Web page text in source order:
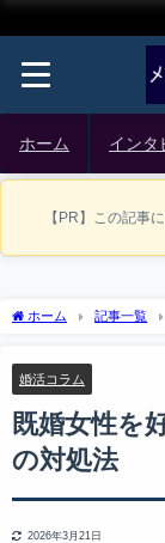
ホーム インタ
【PR】この記事
ホーム 記事一覧
婚活コラム
既婚女性を
の対処法
2026年3月21日